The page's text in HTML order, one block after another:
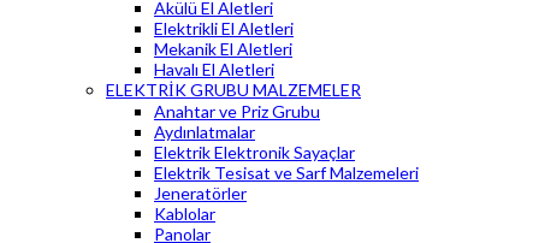
Akülü El Aletleri
Elektrikli El Aletleri
Mekanik El Aletleri
Havalı El Aletleri
ELEKTRİK GRUBU MALZEMELER
Anahtar ve Priz Grubu
Aydınlatmalar
Elektrik Elektronik Sayaçlar
Elektrik Tesisat ve Sarf Malzemeleri
Jeneratörler
Kablolar
Panolar